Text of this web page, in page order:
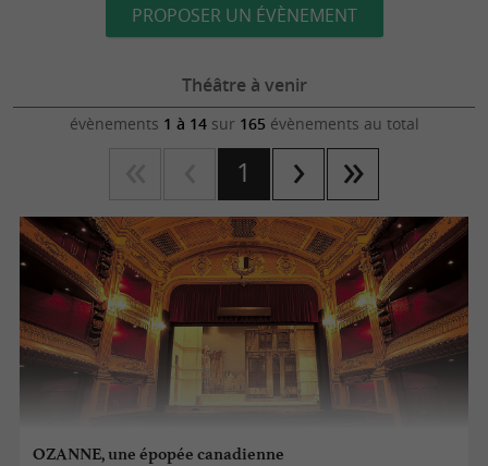
PROPOSER UN ÉVÈNEMENT
Théâtre à venir
évènements 1 à 14sur 165 évènements au total
1
OZANNE, une épopée canadienne